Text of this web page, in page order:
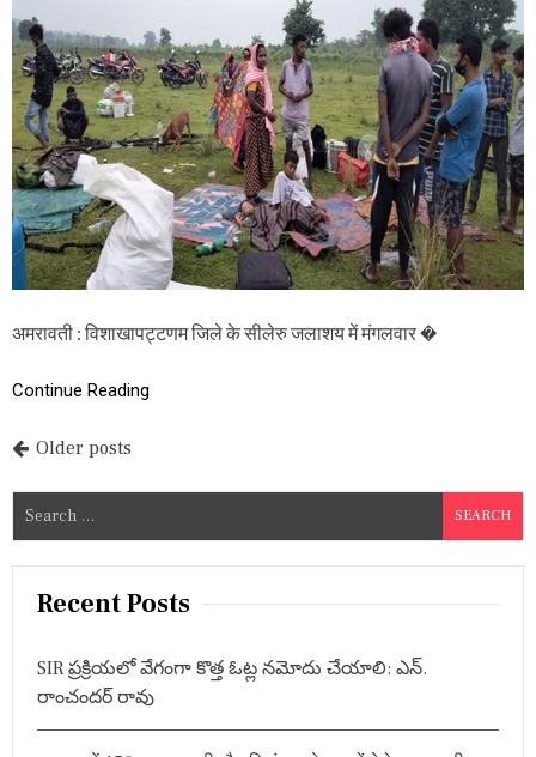
ज
ला
श
य
दो
ना
व
दु
र्घ
ट
ना
स्त
क
श
ब
द
अमरावती : विशाखापट्टणम जिले के सीलेरु जलाशय में मंगलवार �
Continue Reading
P
o
s
Older posts
a
Recent Posts
SIR ప్రక్రియలో వేగంగా కొత్త ఓట్ల నమోదు చేయాలి: ఎన్.
రాంచందర్ రావు